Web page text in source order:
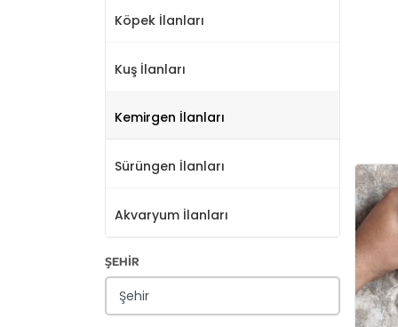
Köpek İlanları
Kuş İlanları
Kemirgen İlanları
Sürüngen İlanları
Akvaryum İlanları
ŞEHİR